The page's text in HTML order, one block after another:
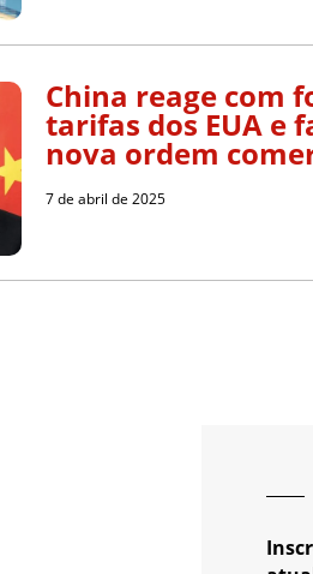
China reage com
tarifas dos EUA e
nova ordem
7 de abril de 2025